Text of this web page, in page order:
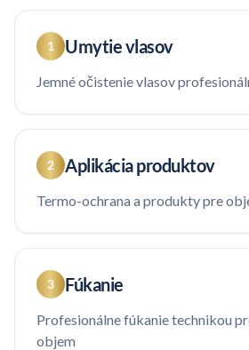
1 Umytie vlasov
Jemné očistenie vlasov
2 Aplikácia produktov
Termo-ochrana a produkty pre
3 Fúkanie
Profesionálne fúkanie technikou
objem